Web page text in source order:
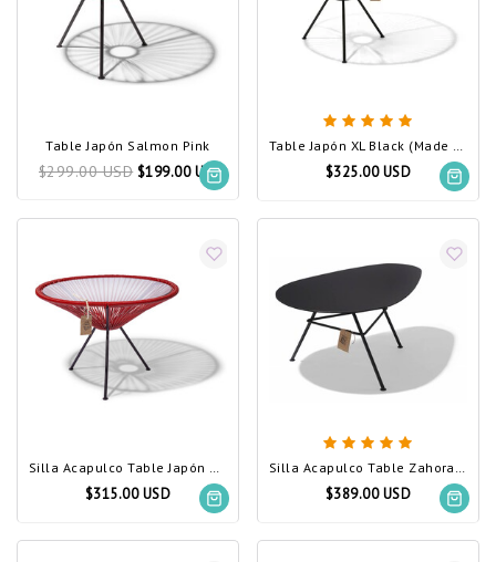
Table Japón Salmon Pink
$299.00 USD $199.00 USD
Table Japón XL Black (Made w/ Recycled PVC)
$325.00 USD
Silla Acapulco Table Japón XL red
$315.00 USD
Silla Acapulco Table Zahora Black Steel
$389.00 USD